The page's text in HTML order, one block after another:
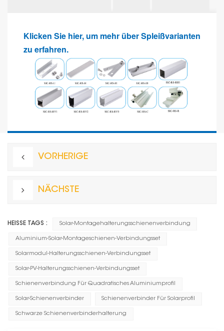
Klicken Sie hier, um mehr über Spleißvarianten
zu erfahren.
VORHERIGE
NÄCHSTE
HEISSE TAGS : Solar-Montagehalterungsschienenverbindung
Aluminium-Solar-Montageschienen-Verbindungsset
Solarmodul-Halterungsschienen-Verbindungsset
Solar-PV-Halterungsschienen-Verbindungsset
Schienenverbindung Für Quadratisches Aluminiumprofil
Solar-Schienenverbinder Schienenverbinder Für Solarprofil
Schwarze Schienenverbinderhalterung